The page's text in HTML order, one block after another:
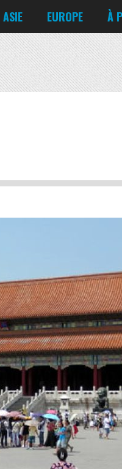
ASIE
Bahreïn
Bangladesh
EUROPE
Allemagne
Biélorussie
À
Irlande